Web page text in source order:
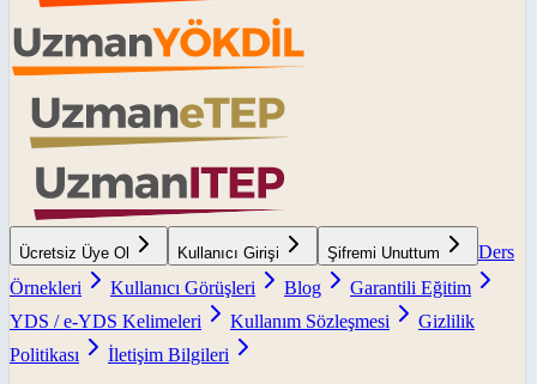
Ücretsiz Üye Ol Kullanıcı Girişi Şifremi Unuttum
Ders
Örnekleri
Kullanıcı Görüşleri Blog
Garantili Eğitim
YDS / e-YDS Kelimeleri
Kullanım Sözleşmesi
Gizlilik
Politikası
İletişim Bilgileri